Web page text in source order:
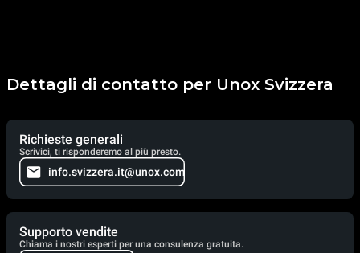
Dettagli di contatto per Unox Svizzera
Richieste generali
Scrivici, ti risponderemo al più presto.
info.svizzera.it@unox.com
Supporto vendite
Chiama i nostri esperti per una consulenza gratuita.